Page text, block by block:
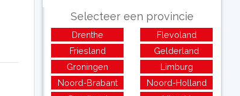
Selecteer een provincie
Drenthe
Flevoland
Friesland
Gelderland
Groningen
Limburg
Noord-Brabant
Noord-Holland